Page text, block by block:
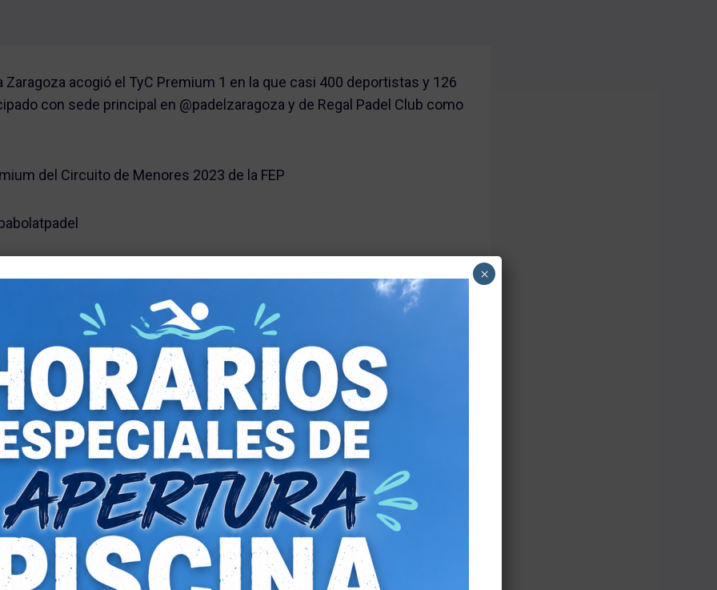
Zaragoza acogió el TyC Premium 1 en la que casi 400 deportistas y 126
con sede principal en @padelzaragoza y de Regal Padel Club como
del Circuito de Menores 2023 de la FEP
por dar valor a este deporte, por vuestro esfuerzo, superación y
de nuestros txabal@s!
×